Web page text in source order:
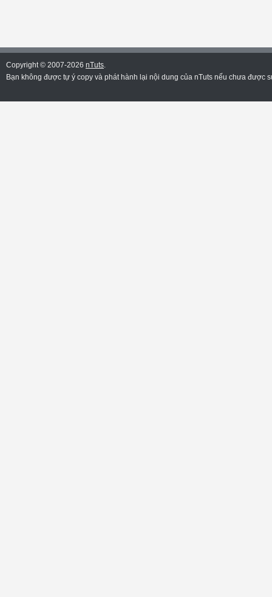
Copyright © 2007-2026 nTuts.
Bạn không được tự ý copy và phát hành lại nội dung của nTuts nếu chưa được